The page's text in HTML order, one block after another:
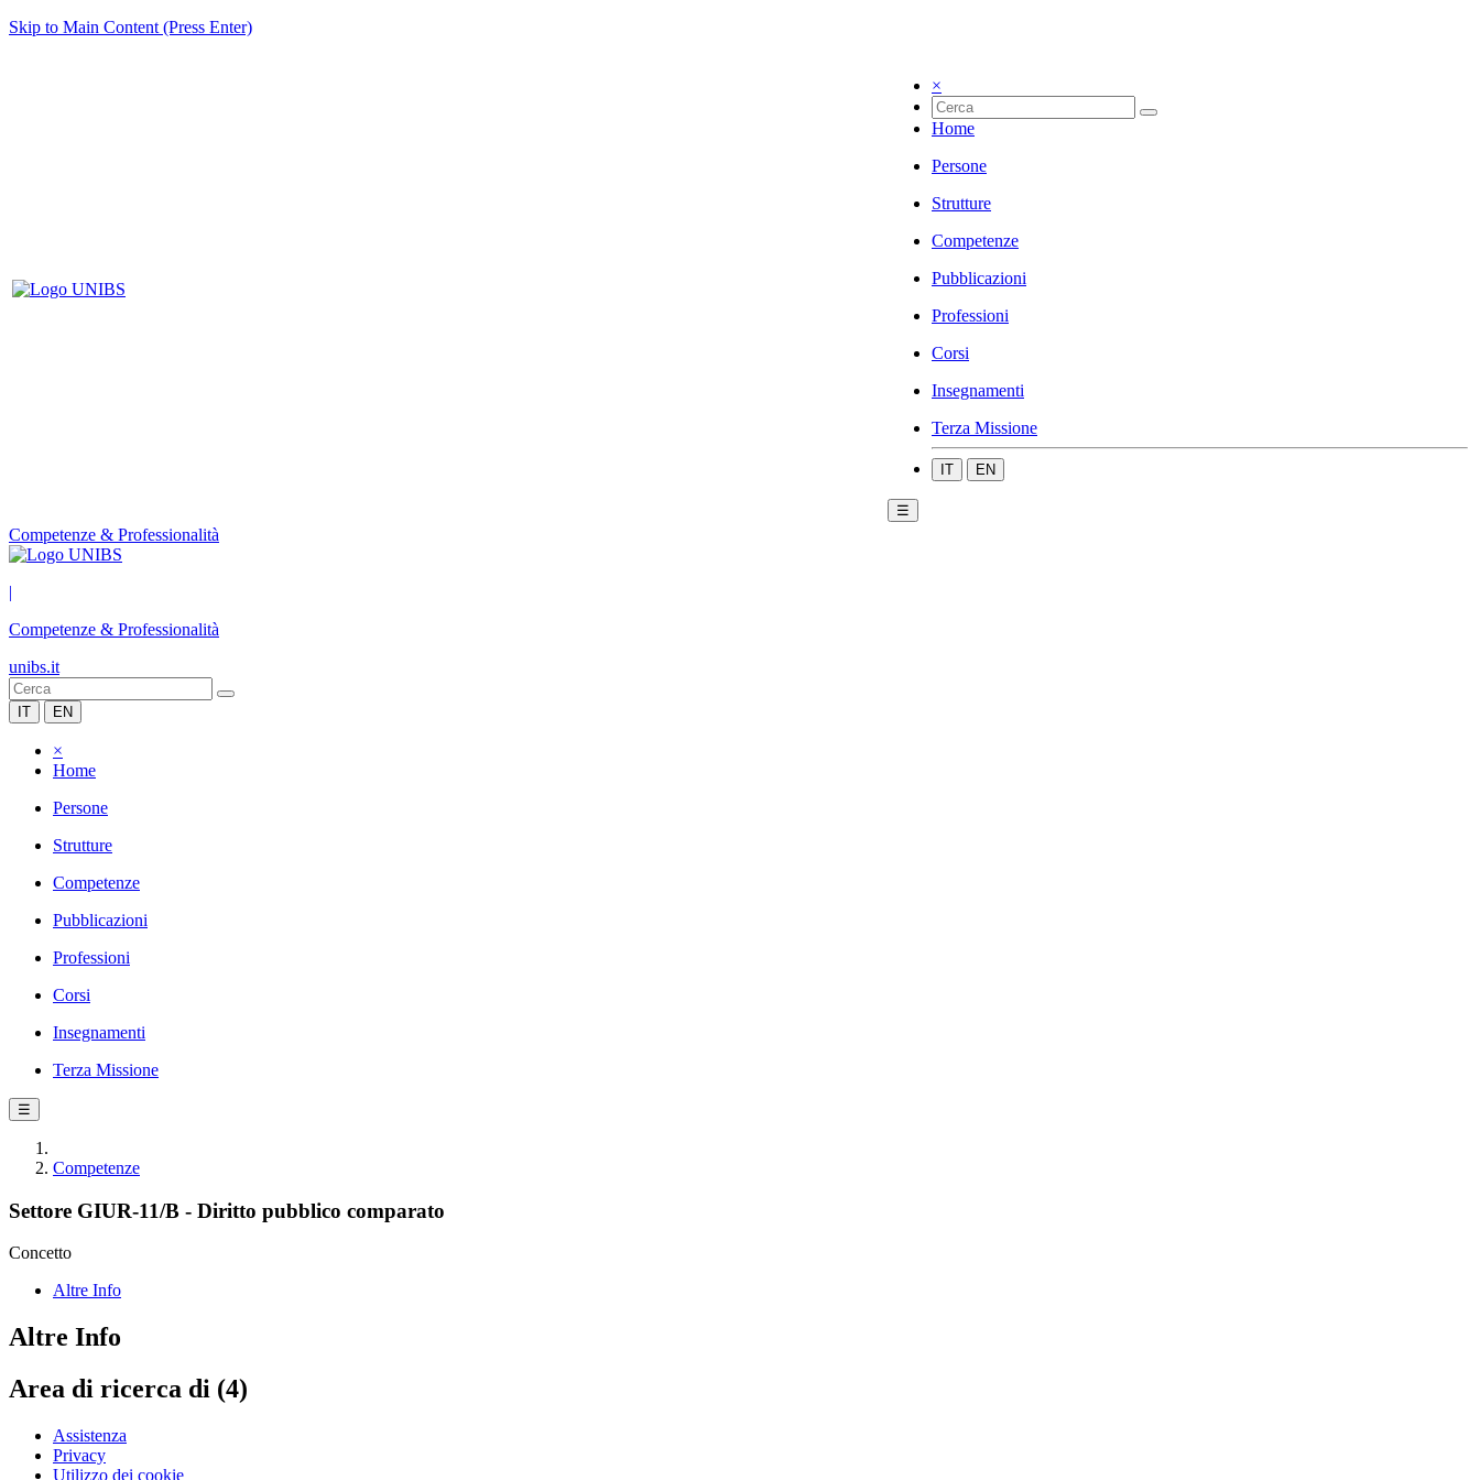
Skip to Main Content (Press Enter)
×
Home
Persone
Strutture
Competenze
Pubblicazioni
Professioni
Corsi
Insegnamenti
Terza Missione
IT EN
☰
Competenze & Professionalità
|
Competenze & Professionalità
unibs.it
IT EN
×
Home
Persone
Strutture
Competenze
Pubblicazioni
Professioni
Corsi
Insegnamenti
Terza Missione
☰
Competenze
Settore GIUR-11/B - Diritto pubblico comparato
Concetto
Altre Info
Altre Info
Area di ricerca di (4)
Assistenza
Privacy
Utilizzo dei cookie